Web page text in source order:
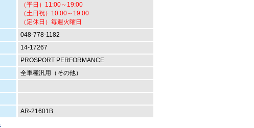
（平日）11:00～19:00
（土日祝）10:00～19:00
（定休日）毎週火曜日
048-778-1182
14-17267
PROSPORT PERFORMANCE
全車種汎用（その他）
AR-21601B